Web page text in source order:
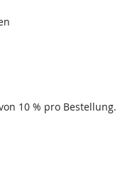
10 % pro Bestellung.